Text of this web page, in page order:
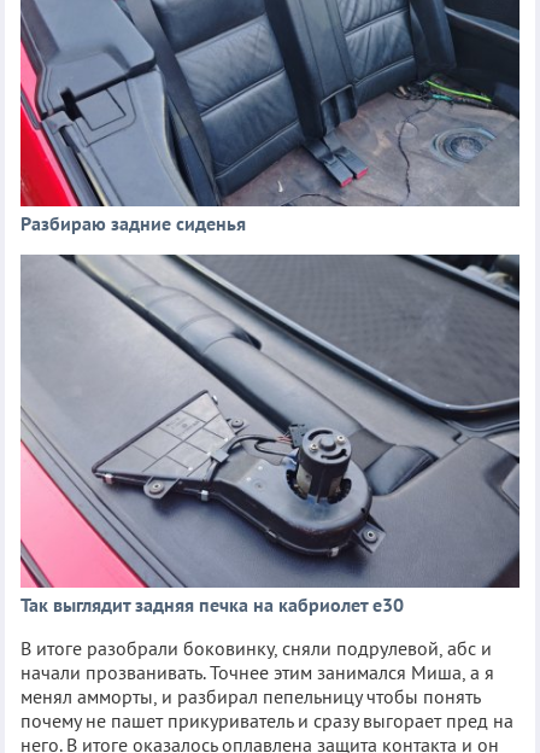
Разбираю задние сиденья
Так выглядит задняя печка на кабриолет е30
В итоге разобрали боковинку, сняли подрулевой, абс и
начали прозванивать. Точнее этим занимался Миша, а я
менял амморты, и разбирал пепельницу чтобы понять
почему не пашет прикуриватель и сразу выгорает пред на
него. В итоге оказалось оплавлена защита контакта и он